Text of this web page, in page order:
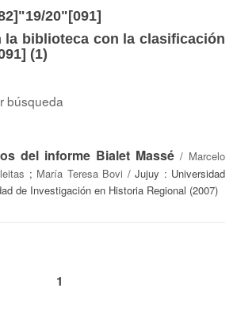
20"[091]
la biblioteca con la clasificación
(1)
búsqueda
del informe Bialet Massé / Marcelo
; María Teresa Bovi / Jujuy : Universidad
de Investigación en Historia Regional (2007)
1